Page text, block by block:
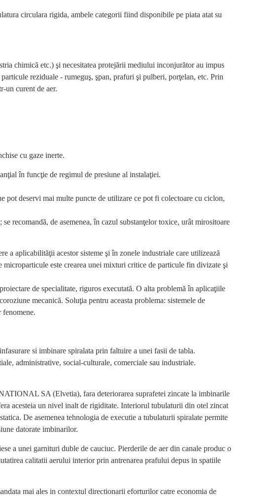
circulara rigida, ambele categorii fiind disponibile pe piata atat su
chimică etc.) şi necesitatea protejării mediului inconjurător au impus
reziduale - rumeguş, şpan, prafuri şi pulberi, porţelan, etc. Prin
un curent de aer.
cu gaze inerte.
în funcţie de regimul de presiune al instalaţiei.
pot deservi mai multe puncte de utilizare ce pot fi colectoare cu ciclon,
recomandă, de asemenea, în cazul substanţelor toxice, urât mirositoare
a aplicabilităţii acestor sisteme şi în zonele industriale care utilizează
este crearea unei mixturi critice de particule fin divizate şi
de specialitate, riguros executată. O alta problemă în aplicaţiile
mecanică. Soluţia pentru aceasta problema: sistemele de
fenomene.
si imbinare spiralata prin faltuire a unei fasii de tabla.
administrative, social-culturale, comerciale sau industriale.
SA (Elvetia), fara deteriorarea suprafetei zincate la imbinarile
acesteia un nivel inalt de rigiditate. Interiorul tubulaturii din otel zincat
De asemenea tehnologia de executie a tubulaturii spiralate permite
datorate imbinarilor.
a unei garnituri duble de cauciuc. Pierderile de aer din canale produc o
calitatii aerului interior prin antrenarea prafului depus in spatiile
mai ales in contextul directionarii eforturilor catre economia de